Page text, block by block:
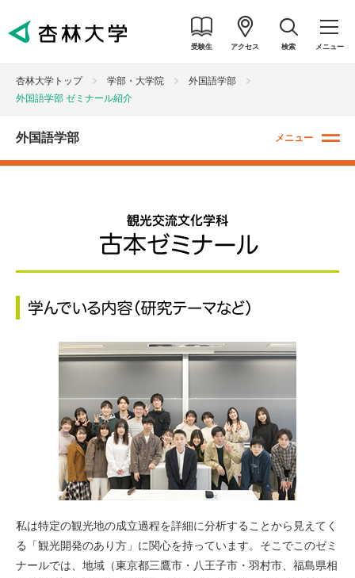
受験生 アクセス 検索 メニュー
杏林大学トップ 学部・大学院
外国語学部
外国語学部 ゼミナール紹介
外国語学部 メニュー
私は特定の観光地の成立過程を詳細に分析することから見えてく
る「観光開発のあり方」に関心を持っています。そこでこのゼミ
ナールでは、地域（東京都三鷹市・八王子市・羽村市、福島県相